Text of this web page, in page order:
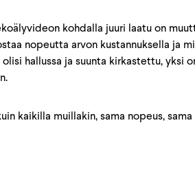
kohdalla juuri laatu on
nopeutta arvon kustannuksella ja
hallussa ja suunta kirkastettu, yksi
kaikilla muillakin, sama nopeus,